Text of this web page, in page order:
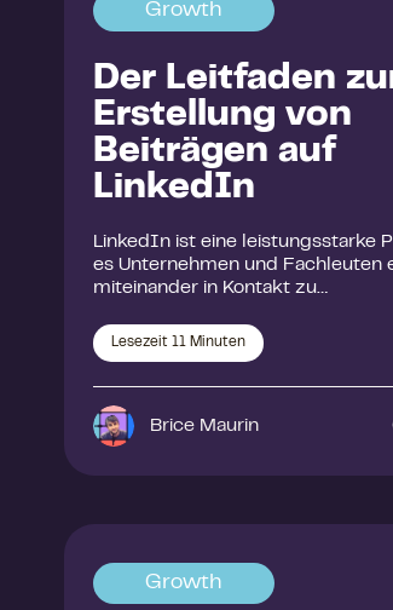
Growth
Der Leitfaden
Erstellung von
Beiträgen auf
LinkedIn
LinkedIn ist eine leistungsstarke
es Unternehmen und Fachleuten
miteinander in Kontakt zu…
Lesezeit 11 Minuten
Brice Maurin
Growth